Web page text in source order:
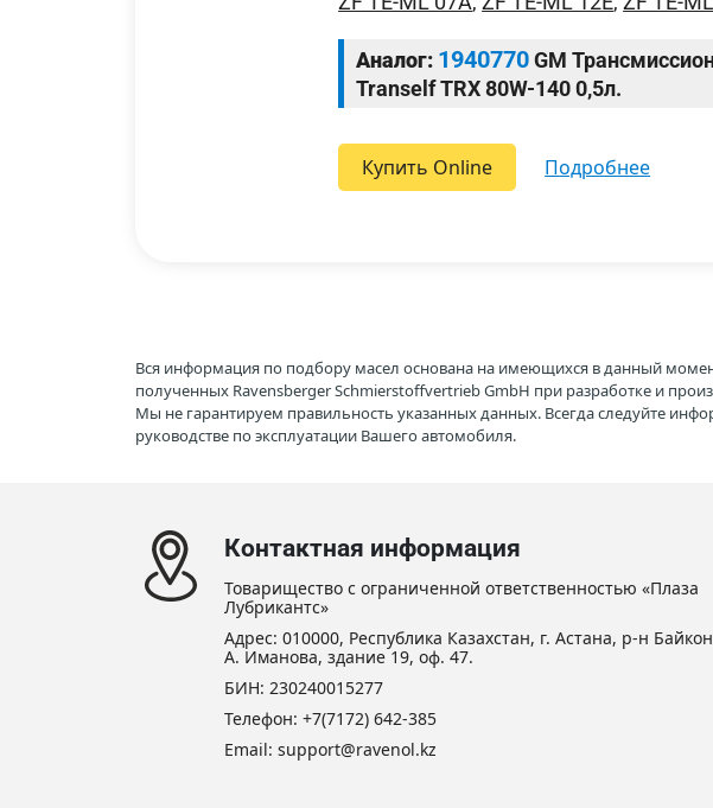
Аналог: 1940770GM
Tranself TRX 80W-140 0,5л.
Купить Online подробнее
Вся информация по подбору масел основана на имеющихся в данный
полученных Ravensberger Schmierstoffvertrieb GmbH при разработке и
Мы не гарантируем правильность указанных данных. Всегда следуйте
руководстве по эксплуатации Вашего автомобиля.
Контактная информация
Товарищество с ограниченной ответственностью «Плаза
Лубрикантс»
Адрес: 010000, Республика Казахстан, г. Астана, р-н
А. Иманова, здание 19, оф. 47.
БИН: 230240015277
Телефон: +7(7172) 642-385
Email: support@ravenol.kz